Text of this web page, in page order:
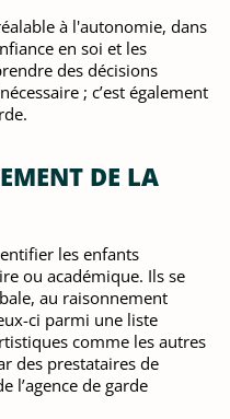
à l'autonomie, dans
en soi et les
des décisions
; c’est également
DE LA
les enfants
ou académique. Ils se
au raisonnement
ci parmi une liste
comme les autres
des prestataires de
l’agence de garde